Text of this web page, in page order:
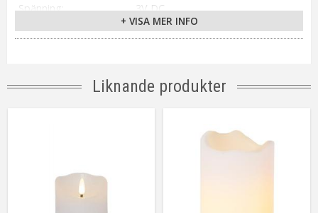
Spänning
3V DC
IP20
Material / Färg
Vit
Integrerad
Varmvit
6 h på, 18 h av, repeterande
8st AAA (ingår ej). Lystid ca 200h.
+ VISA MER INFO
Liknande produkter